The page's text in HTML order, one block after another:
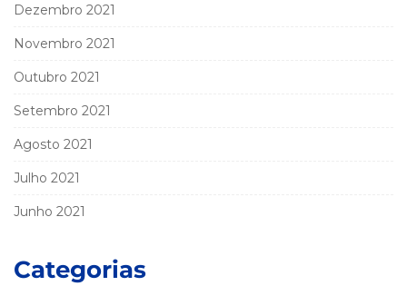
Dezembro 2021
Novembro 2021
Outubro 2021
Setembro 2021
Agosto 2021
Julho 2021
Junho 2021
Categorias